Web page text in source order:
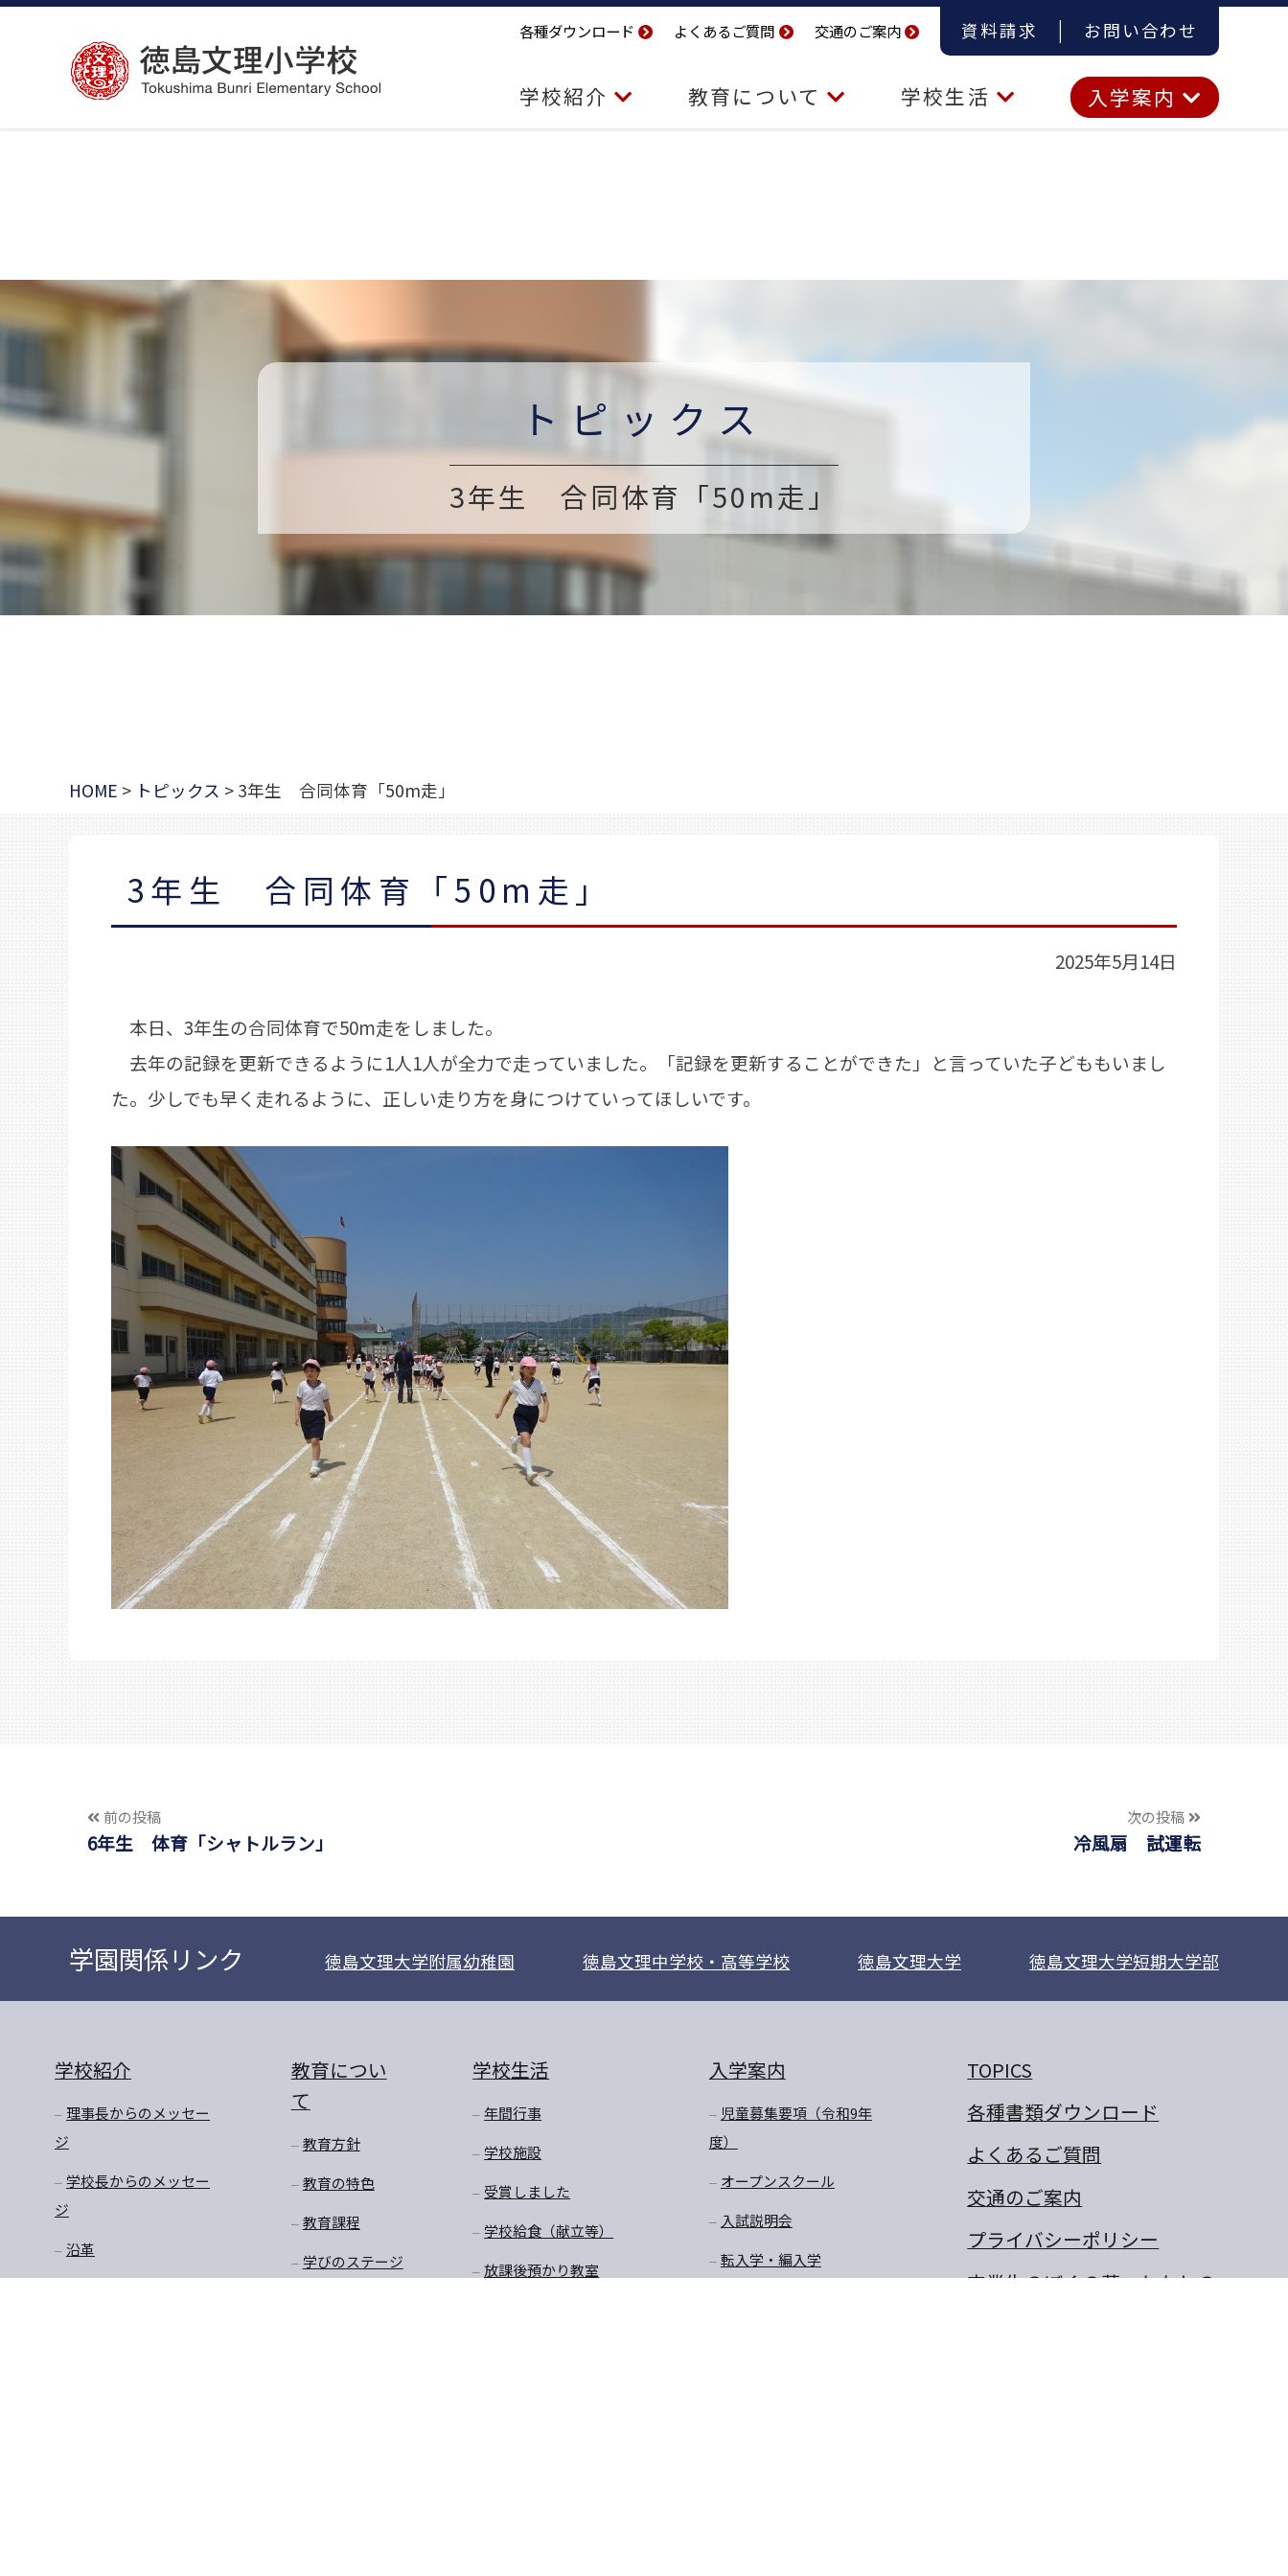
コ
キ
ッ
各種ダウンロード よくあるご質問 交通のご案内 資料請求 お問い合わせ
学校紹介 教育について 学校生活 入学案内
トピックス
3年生 合同体育「50m走」
HOME > トピックス > 3年生 合同体育「50m走」
3年生 合同体育「50m走」
2025年5月14日
本日、3年生の合同体育で50m走をしました。
去年の記録を更新できるように1人1人が全力で走っていました。「記録を更新することができた」と言っていた子どももいまし
た。少しでも早く走れるように、正しい走り方を身につけていってほしいです。
次の投稿
冷風扇 試運転
前の投稿
6年生 体育「シャトルラン」
学園関係リンク 徳島文理大学附属幼稚園 徳島文理中学校・高等学校 徳島文理大学 徳島文理大学短期大学部
学校紹介
理事長からのメッセー
ジ
学校長からのメッセー
ジ
沿革
教育につい
て
教育方針
教育の特色
教育課程
学びのステージ
学校生活
年間行事
学校施設
受賞しました
学校給食（献立等）
放課後預かり教室
入学案内
児童募集要項（令和9年
度）
オープンスクール
入試説明会
転入学・編入学
TOPICS
各種書類ダウンロード
よくあるご質問
交通のご案内
プライバシーポリシー
卒業生のぼくの夢・わたしの